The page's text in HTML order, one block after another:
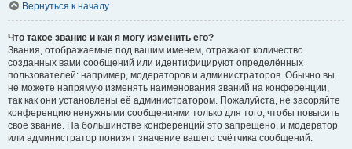
Вернуться к началу
Что такое звание и как я могу изменить его?
Звания, отображаемые под вашим именем, отражают количество
созданных вами сообщений или идентифицируют определённых
пользователей: например, модераторов и администраторов. Обычно вы
не можете напрямую изменять наименования званий на конференции,
так как они установлены её администратором. Пожалуйста, не засоряйте
конференцию ненужными сообщениями только для того, чтобы повысить
своё звание. На большинстве конференций это запрещено, и модератор
или администратор понизят значение вашего счётчика сообщений.